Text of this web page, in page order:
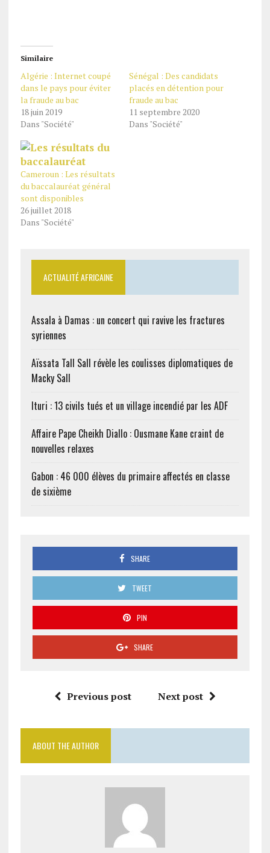
Similaire
Algérie : Internet coupé
dans le pays pour éviter
la fraude au bac
18 juin 2019
Dans "Société"
Sénégal : Des candidats
placés en détention pour
fraude au bac
11 septembre 2020
Dans "Société"
Cameroun : Les résultats
du baccalauréat général
sont disponibles
26 juillet 2018
Dans "Société"
ACTUALITÉ AFRICAINE
Assala à Damas : un concert qui ravive les fractures
syriennes
Aïssata Tall Sall révèle les coulisses diplomatiques de
Macky Sall
Ituri : 13 civils tués et un village incendié par les ADF
Affaire Pape Cheikh Diallo : Ousmane Kane craint de
nouvelles relaxes
Gabon : 46 000 élèves du primaire affectés en classe
de sixième
SHARE
TWEET
PIN
SHARE
Previous post Next post
ABOUT THE AUTHOR